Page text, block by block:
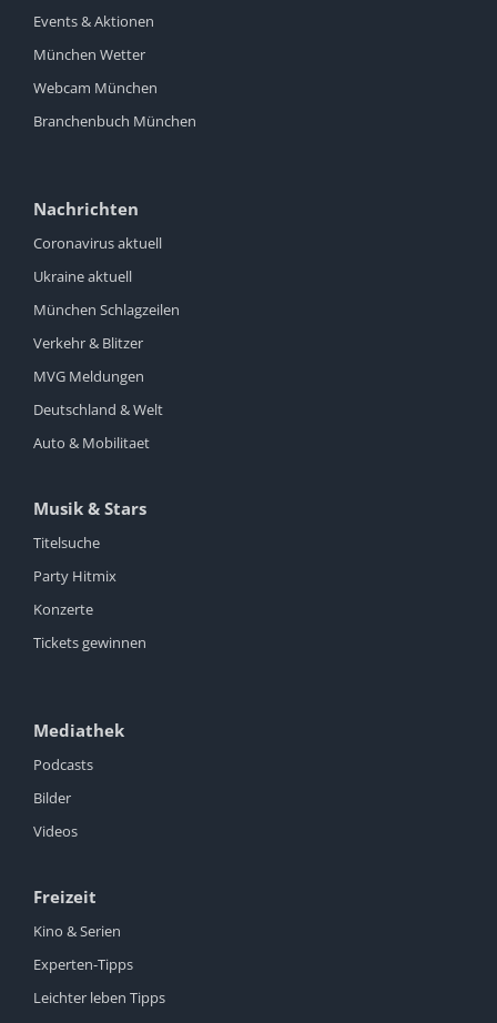
Events & Aktionen
München Wetter
Webcam München
Branchenbuch München
Nachrichten
Coronavirus aktuell
Ukraine aktuell
München Schlagzeilen
Verkehr & Blitzer
MVG Meldungen
Deutschland & Welt
Auto & Mobilitaet
Musik & Stars
Titelsuche
Party Hitmix
Konzerte
Tickets gewinnen
Mediathek
Podcasts
Bilder
Videos
Freizeit
Kino & Serien
Experten-Tipps
Leichter leben Tipps